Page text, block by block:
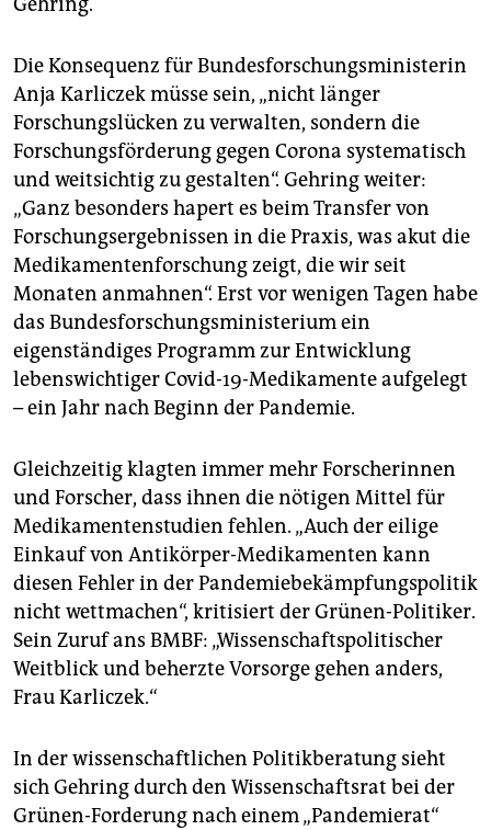
Die Konsequenz für Bundesforschungsministerin
Anja Karliczek müsse sein, „nicht länger
Forschungslücken zu verwalten, sondern die
Forschungsförderung gegen Corona systematisch
und weitsichtig zu gestalten“. Gehring weiter:
„Ganz besonders hapert es beim Transfer von
Forschungsergebnissen in die Praxis, was akut die
Medikamentenforschung zeigt, die wir seit
Monaten anmahnen“. Erst vor wenigen Tagen habe
das Bundesforschungsministerium ein
eigenständiges Programm zur Entwicklung
lebenswichtiger Covid-19-Medikamente aufgelegt
– ein Jahr nach Beginn der Pandemie.
Gleichzeitig klagten immer mehr Forscherinnen
und Forscher, dass ihnen die nötigen Mittel für
Medikamentenstudien fehlen. „Auch der eilige
Einkauf von Antikörper-Medikamenten kann
diesen Fehler in der Pandemiebekämpfungspolitik
nicht wettmachen“, kritisiert der Grünen-Politiker.
Sein Zuruf ans BMBF: „Wissenschaftspolitischer
Weitblick und beherzte Vorsorge gehen anders,
Frau Karliczek.“
In der wissenschaftlichen Politikberatung sieht
sich Gehring durch den Wissenschaftsrat bei der
Grünen-Forderung nach einem „Pandemierat“